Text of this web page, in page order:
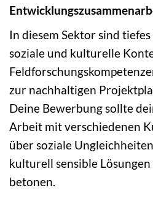
In diesem Sektor sind
soziale und kulturelle
zur nachhaltigen
Deine Bewerbung sollte
Arbeit mit verschiedenen
über soziale
kulturell sensible
betonen.